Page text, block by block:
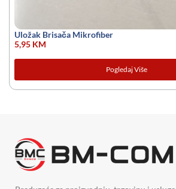
Uložak Brisača Mikrofiber
5,95 KM
Pogledaj Više